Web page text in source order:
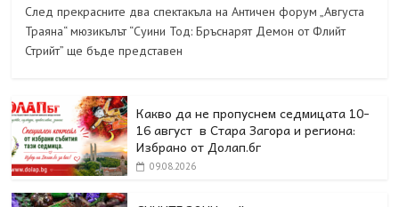
След прекрасните два спектакъла на Античен форум „Августа
Траяна“ мюзикълът “Суини Тод: Бръснарят Демон от Флийт
Стрийт” ще бъде представен
Какво да не пропуснем седмицата 10-
16 август в Стара Загора и региона:
Избрано от Долап.бг
09.08.2026